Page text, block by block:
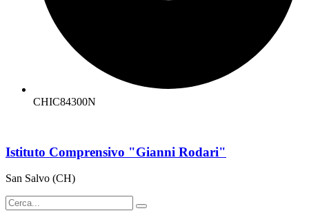
CHIC84300N
Istituto Comprensivo "Gianni Rodari"
San Salvo (CH)